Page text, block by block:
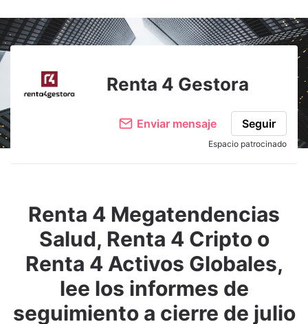
Adjuntar imagen Comentar
Renta 4 Gestora
Enviar mensaje Seguir
Espacio patrocinado
Renta 4 Megatendencias
Salud, Renta 4 Cripto o
Renta 4 Activos Globales,
lee los informes de
seguimiento a cierre de julio